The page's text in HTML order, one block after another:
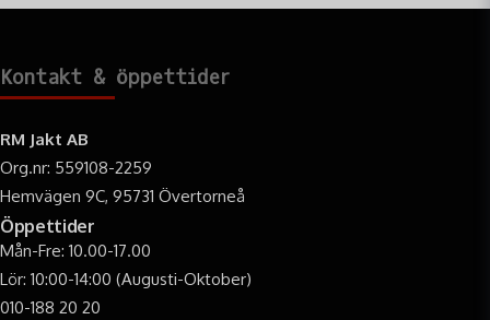
Kontakt & öppettider
RM Jakt AB
Org.nr: 559108-2259
Hemvägen 9C, 95731 Övertorneå
Öppettider
Mån-Fre: 10.00-17.00
Lör: 10:00-14:00 (Augusti-Oktober)
010-188 20 20